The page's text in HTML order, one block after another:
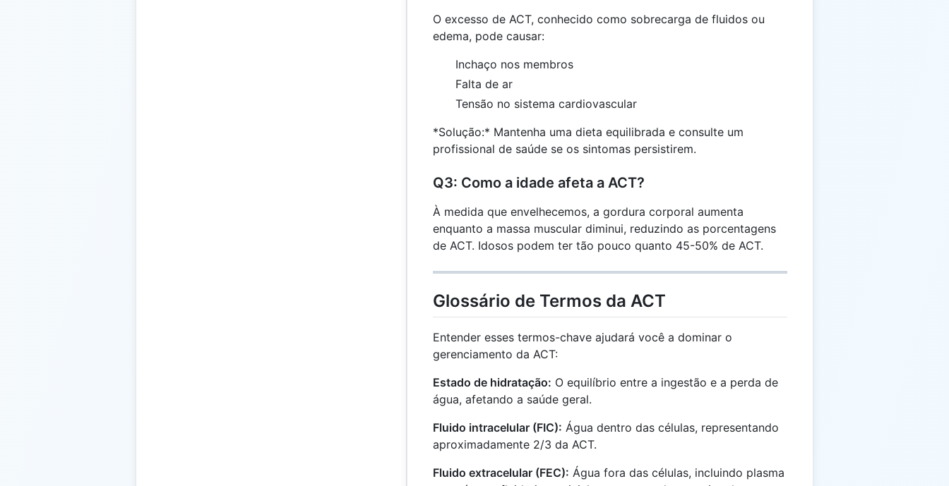
O excesso de ACT, conhecido como sobrecarga de fluidos ou
edema, pode causar:
Inchaço nos membros
Falta de ar
Tensão no sistema cardiovascular
*Solução:* Mantenha uma dieta equilibrada e consulte um
profissional de saúde se os sintomas persistirem.
Q3: Como a idade afeta a ACT?
À medida que envelhecemos, a gordura corporal aumenta
enquanto a massa muscular diminui, reduzindo as porcentagens
de ACT. Idosos podem ter tão pouco quanto 45-50% de ACT.
Glossário de Termos da ACT
Entender esses termos-chave ajudará você a dominar o
gerenciamento da ACT:
Estado de hidratação: O equilíbrio entre a ingestão e a perda de
água, afetando a saúde geral.
Fluido intracelular (FIC): Água dentro das células, representando
aproximadamente 2/3 da ACT.
Fluido extracelular (FEC): Água fora das células, incluindo plasma